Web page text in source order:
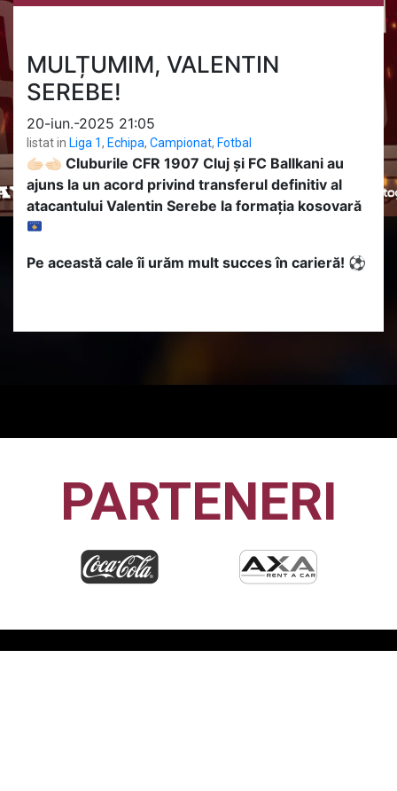
MULȚUMIM, VALENTIN
SEREBE!
20-iun.-2025 21:05
listat in Liga 1, Echipa, Campionat, Fotbal
🫱🏻 Cluburile CFR 1907 Cluj și FC Ballkani au
ajuns la un acord privind transferul definitiv al
atacantului Valentin Serebe la formația kosovară
Pe această cale îi urăm mult succes în carieră! ⚽
PARTENERI